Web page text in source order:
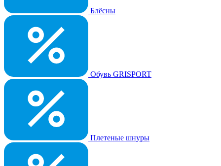
Блёсны
Обувь GRISPORT
Плетеные шнуры